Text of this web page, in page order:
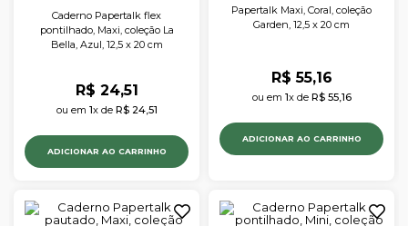
Caderno Papertalk flex
pontilhado, Maxi, coleção La
Bella, Azul, 12,5 x 20 cm
R$ 24,51
ou em 1x de R$ 24,51
ADICIONAR AO CARRINHO
Papertalk Maxi, Coral, coleção
Garden, 12,5 x 20 cm
R$ 55,16
ou em 1x de R$ 55,16
ADICIONAR AO CARRINHO